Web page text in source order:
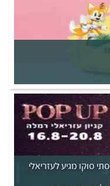
סוקו מגיע לעזריאלי